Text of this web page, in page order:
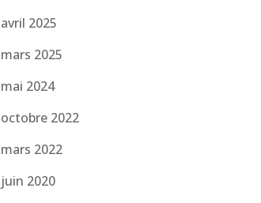
avril 2025
mars 2025
mai 2024
octobre 2022
mars 2022
juin 2020